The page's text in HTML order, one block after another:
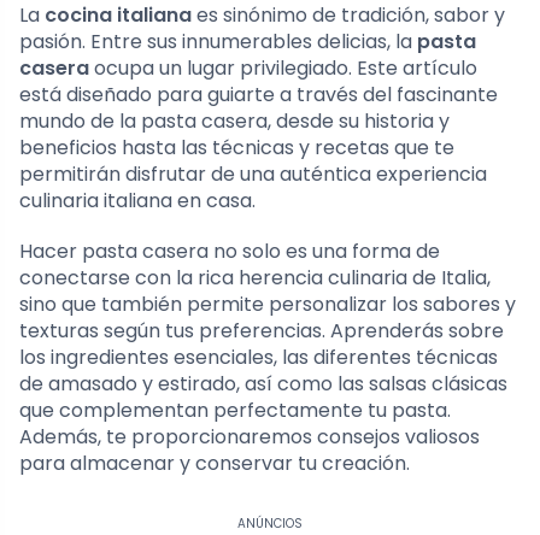
La cocina italianaes sinónimo de tradición, sabor y
pasión. Entre sus innumerables delicias, la pasta
caseraocupa un lugar privilegiado. Este artículo
está diseñado para guiarte a través del fascinante
mundo de la pasta casera, desde su historia y
beneficios hasta las técnicas y recetas que te
permitirán disfrutar de una auténtica experiencia
culinaria italiana en casa.
Hacer pasta casera no solo es una forma de
conectarse con la rica herencia culinaria de Italia,
sino que también permite personalizar los sabores y
texturas según tus preferencias. Aprenderás sobre
los ingredientes esenciales, las diferentes técnicas
de amasado y estirado, así como las salsas clásicas
que complementan perfectamente tu pasta.
Además, te proporcionaremos consejos valiosos
para almacenar y conservar tu creación.
ANÚNCIOS